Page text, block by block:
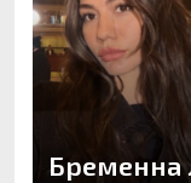
Бременна